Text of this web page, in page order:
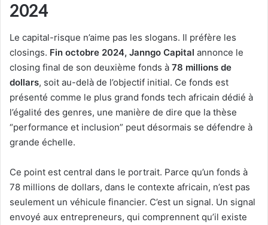
2024
Le capital-risque n’aime pas les slogans. Il préfère les
closings. Fin octobre 2024, Janngo Capital annonce le
closing final de son deuxième fonds à 78 millions de
dollars, soit au-delà de l’objectif initial. Ce fonds est
présenté comme le plus grand fonds tech africain dédié à
l’égalité des genres, une manière de dire que la thèse
“performance et inclusion” peut désormais se défendre à
grande échelle.
Ce point est central dans le portrait. Parce qu’un fonds à
78 millions de dollars, dans le contexte africain, n’est pas
seulement un véhicule financier. C’est un signal. Un signal
envoyé aux entrepreneurs, qui comprennent qu’il existe